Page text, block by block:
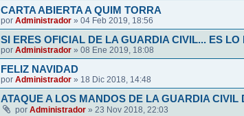
CARTA ABIERTA A QUIM TORRA
por Administrador » 04 Feb 2019, 18:56
SI ERES OFICIAL DE LA GUARDIA CIVIL... ES LO
por Administrador » 08 Ene 2019, 18:08
FELIZ NAVIDAD
por Administrador » 18 Dic 2018, 14:48
ATAQUE A LOS MANDOS DE LA GUARDIA CIVIL
por Administrador » 23 Nov 2018, 22:03